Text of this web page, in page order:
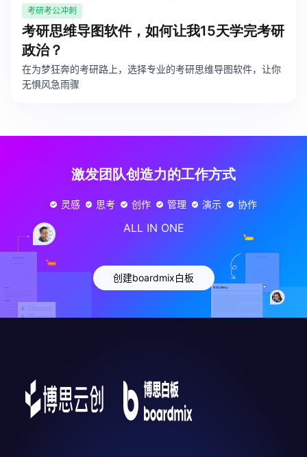
考研考公冲刺
考研思维导图软件，如何让我15天学完考研
政治？
在为梦狂奔的考研路上，选择专业的考研思维导图软件，让你
无惧风急雨骤
激发团队创造力的工作方式
灵感 思考 创作 管理 演示 协作
ALL IN ONE
创建boardmix白板